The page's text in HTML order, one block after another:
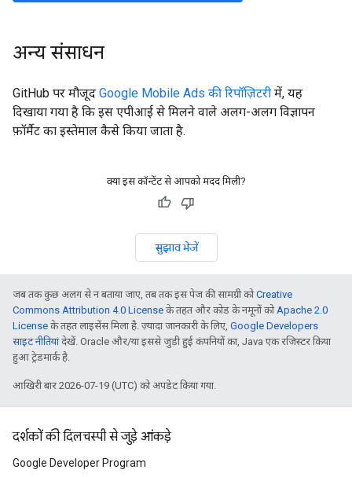
अन्य संसाधन
GitHub पर मौजूद Google Mobile Ads की रिपॉज़िटरी में, यह
दिखाया गया है कि इस एपीआई से मिलने वाले अलग-अलग विज्ञापन
फ़ॉर्मैट का इस्तेमाल कैसे किया जाता है.
क्या इस कॉन्टेंट से आपको मदद मिली?
सुझाव भेजें
जब तक कुछ अलग से न बताया जाए, तब तक इस पेज की सामग्री कोCreative
Commons Attribution 4.0 License के तहत और कोड के नमूनों कोApache 2.0
License के तहत लाइसेंस मिला है. ज़्यादा जानकारी के लिए, Google Developers
साइट नीतियांदेखें. Oracle और/या इससे जुड़ी हुई कंपनियों का, Java एक रजिस्टर किया
हुआ ट्रेडमार्क है.
आखिरी बार 2026-07-19 (UTC) को अपडेट किया गया.
दर्शकों की दिलचस्पी से जुड़े आंकड़े
Google Developer Program